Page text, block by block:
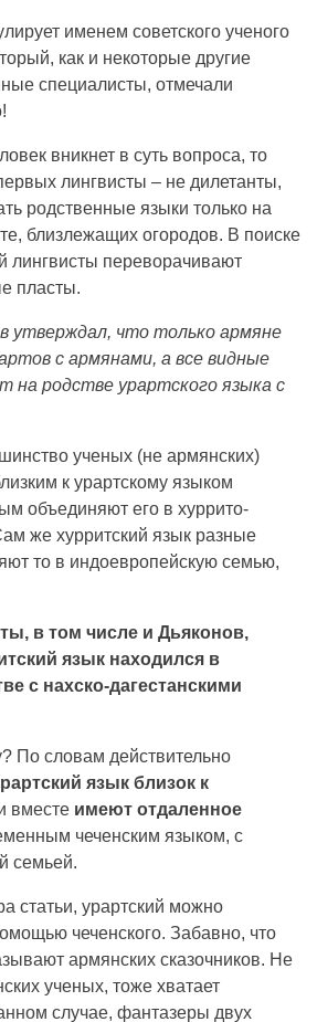
именем советского ученого
как и некоторые другие
специалисты, отмечали
вникнет в суть вопроса, то
лингвисты – не дилетанты,
родственные языки только на
близлежащих огородов. В поиске
лингвисты переворачивают
пласты.
утверждал, что только армяне
с армянами, а все видные
на родстве урартского языка с
ученых (не армянских)
к урартскому языком
объединяют его в хуррито-
же хурритский язык разные
то в индоевропейскую семью,
в том числе и Дьяконов,
язык находился в
с нахско-дагестанскими
По словам действительно
язык близок к
вместе имеют отдаленное
чеченским языком, с
семьей.
статьи, урартский можно
чеченского. Забавно, что
армянских сказочников. Не
ученых, тоже хватает
случае, фантазеры двух